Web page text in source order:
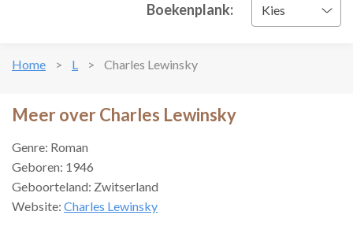
Boekenplank: Kies
Home L Charles Lewinsky
Meer over Charles Lewinsky
Genre: Roman
Geboren: 1946
Geboorteland: Zwitserland
Website: Charles Lewinsky